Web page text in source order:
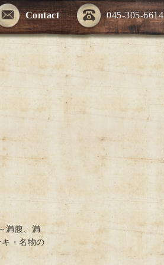
045-305-6614
Contact
満腹、満
・名物の